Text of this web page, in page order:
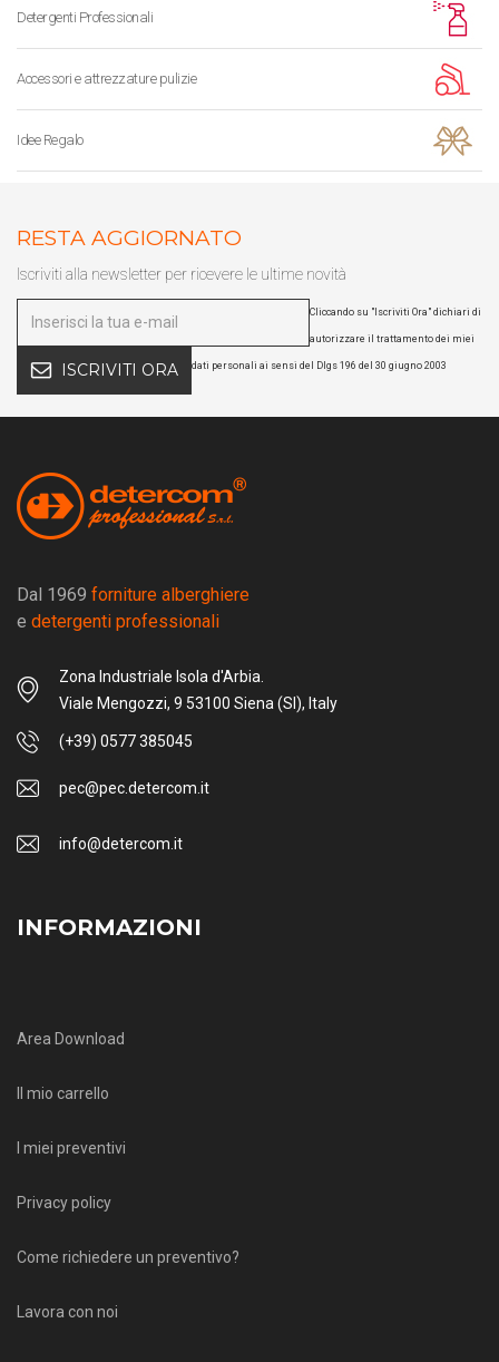
Detergenti Professionali
Accessori e attrezzature pulizie
Idee Regalo
RESTA AGGIORNATO
Iscriviti alla newsletter per ricevere le ultime novità
ISCRIVITI ORA
Cliccando su "Iscriviti Ora" dichiari di
autorizzare il trattamento dei miei
dati personali ai sensi del Dlgs 196 del 30 giugno 2003
Dal 1969 forniture alberghiere
e detergenti professionali
Zona Industriale Isola d'Arbia.
Viale Mengozzi, 9 53100 Siena (SI), Italy
(+39) 0577 385045
pec@pec.detercom.it
info@detercom.it
INFORMAZIONI
Area Download
Il mio carrello
I miei preventivi
Privacy policy
Come richiedere un preventivo?
Lavora con noi